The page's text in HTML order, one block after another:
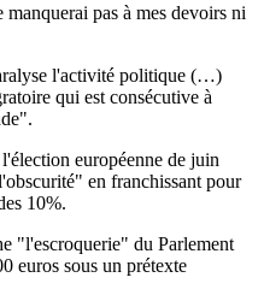
pas à mes devoirs ni
l'activité politique (…)
qui est consécutive à
européenne de juin
en franchissant pour
10%.
"l'escroquerie" du Parlement
euros sous un prétexte